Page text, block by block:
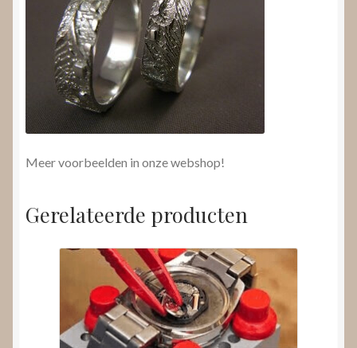
Meer voorbeelden in onze webshop!
Gerelateerde producten